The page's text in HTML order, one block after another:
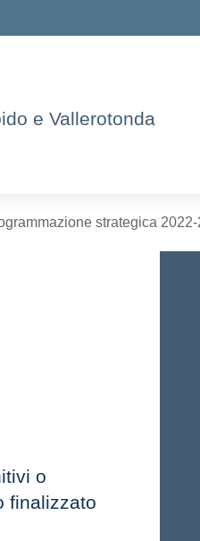
e Vallerotonda
strategica
o
finalizzato